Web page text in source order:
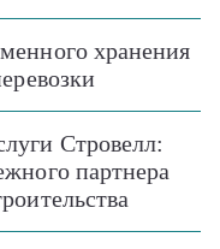
хранения
Стровелл:
партнера